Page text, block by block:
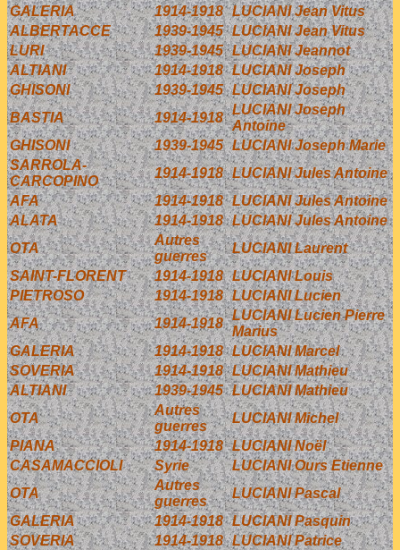
GALERIA
1914-1918 LUCIANI Jean Vitus
ALBERTACCE
1939-1945 LUCIANI Jean Vitus
LURI
1939-1945 LUCIANI Jeannot
ALTIANI
1914-1918 LUCIANI Joseph
GHISONI
1939-1945 LUCIANI Joseph
BASTIA
1914-1918
LUCIANI Joseph
Antoine
GHISONI
1939-1945 LUCIANI Joseph Marie
SARROLA-
CARCOPINO
1914-1918 LUCIANI Jules Antoine
AFA
1914-1918 LUCIANI Jules Antoine
ALATA
1914-1918 LUCIANI Jules Antoine
OTA
Autres
guerres
LUCIANI Laurent
SAINT-FLORENT
1914-1918 LUCIANI Louis
PIETROSO
1914-1918 LUCIANI Lucien
AFA
1914-1918
LUCIANI Lucien Pierre
Marius
GALERIA
1914-1918 LUCIANI Marcel
SOVERIA
1914-1918 LUCIANI Mathieu
ALTIANI
1939-1945 LUCIANI Mathieu
OTA
Autres
guerres
LUCIANI Michel
PIANA
1914-1918 LUCIANI Noël
CASAMACCIOLI
Syrie
LUCIANI Ours Etienne
OTA
Autres
guerres
LUCIANI Pascal
GALERIA
1914-1918 LUCIANI Pasquin
SOVERIA
1914-1918 LUCIANI Patrice